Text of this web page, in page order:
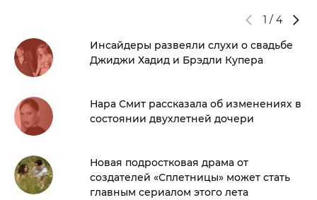
1 / 4
Инсайдеры развеяли слухи о свадьбе
Джиджи Хадид и Брэдли Купера
Нара Смит рассказала об изменениях в
состоянии двухлетней дочери
Новая подростковая драма от
создателей «Сплетницы» может стать
главным сериалом этого лета